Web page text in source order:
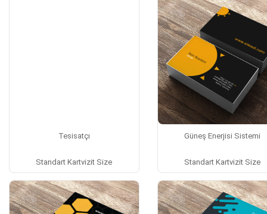
Tesisatçı
Standart Kartvizit Size
Güneş Enerjisi Sistemi
Standart Kartvizit Size